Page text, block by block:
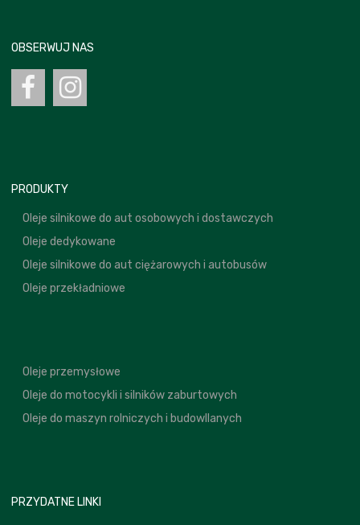
OBSERWUJ NAS
PRODUKTY
Oleje silnikowe do aut osobowych i dostawczych
Oleje dedykowane
Oleje silnikowe do aut ciężarowych i autobusów
Oleje przekładniowe
Oleje przemysłowe
Oleje do motocykli i silników zaburtowych
Oleje do maszyn rolniczych i budowllanych
PRZYDATNE LINKI